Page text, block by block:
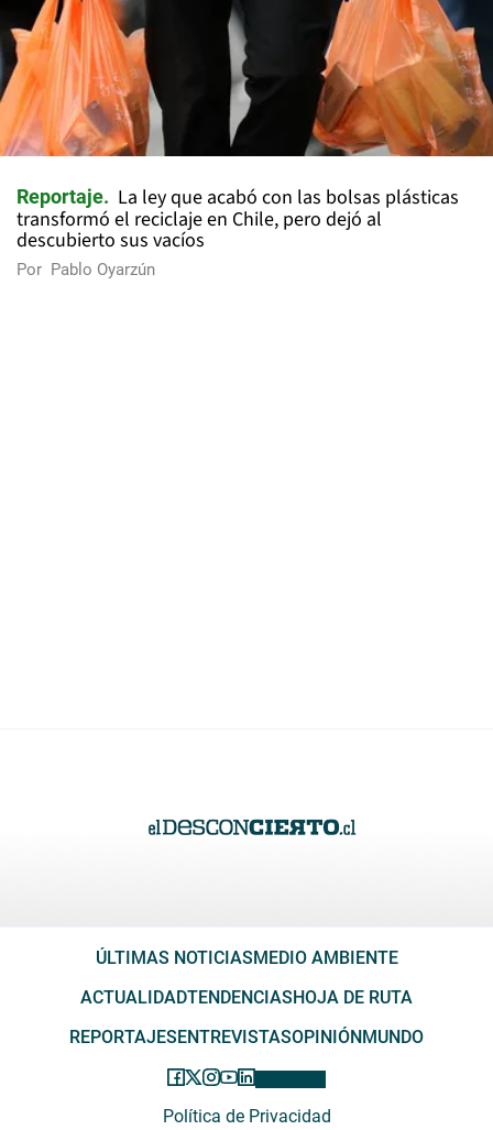
Reportaje
La ley que acabó con las bolsas plásticas
transformó el reciclaje en Chile, pero dejó al
descubierto sus vacíos
Por Pablo Oyarzún
ÚLTIMAS NOTICIASMEDIO AMBIENTE
ACTUALIDADTENDENCIASHOJA DE RUTA
REPORTAJESENTREVISTASOPINIÓNMUNDO
Política de Privacidad